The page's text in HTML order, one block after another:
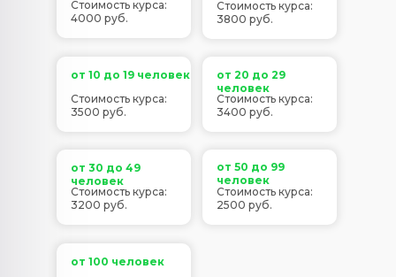
Стоимость курса:
4000 руб.
от 10 до 19 человек
от 20 до 29
человек
от 30 до 49
человек
от 50 до 99
человек
от 100 человек
Стоимость курса:
3800 руб.
Стоимость курса:
3500 руб.
Стоимость курса:
3400 руб.
Стоимость курса:
3200 руб.
Стоимость курса:
2500 руб.